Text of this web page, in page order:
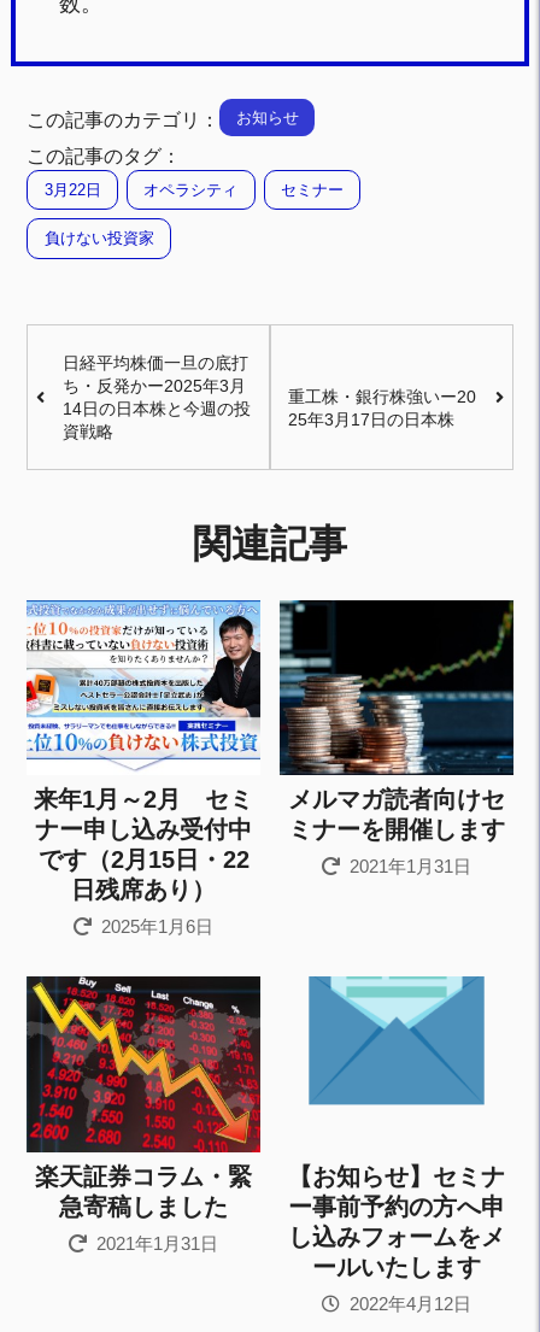
この記事のカテゴリ： お知らせ
この記事のタグ：
3月22日 オペラシティ セミナー
負けない投資家
日経平均株価一旦の底打
ち・反発かー2025年3月
14日の日本株と今週の投
資戦略
重工株・銀行株強いー20
25年3月17日の日本株
関連記事
来年1月～2月 セミ
ナー申し込み受付中
です（2月15日・22
日残席あり）
2025年1月6日
メルマガ読者向けセ
ミナーを開催します
2021年1月31日
楽天証券コラム・緊
急寄稿しました
2021年1月31日
【お知らせ】セミナ
ー事前予約の方へ申
し込みフォームをメ
ールいたします
2022年4月12日